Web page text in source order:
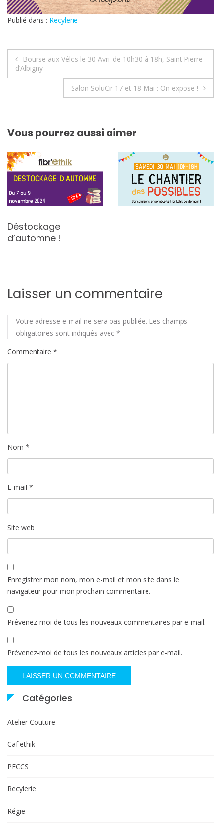
Publié dans : Recylerie
Navigation
de
Bourse aux Vélos le 30 Avril de 10h30 à 18h, Saint Pierre
d’Albigny
Salon SoluCir 17 et 18 Mai : On expose !
Vous pourrez aussi aimer
Déstockage
d’automne !
Laisser un commentaire
Votre adresse e-mail ne sera pas publiée. Les champs
obligatoires sont indiqués avec *
Commentaire *
Nom *
E-mail *
Site web
Enregistrer mon nom, mon e-mail et mon site dans le
navigateur pour mon prochain commentaire.
Prévenez-moi de tous les nouveaux commentaires par e-mail.
Prévenez-moi de tous les nouveaux articles par e-mail.
Catégories
Atelier Couture
Caf'ethik
PECCS
Recylerie
Régie